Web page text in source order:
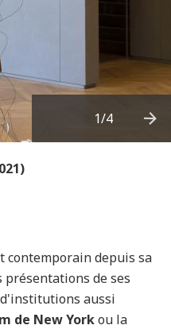
1/4
Next
contemporain depuis sa
présentations de ses
aussi
de New Yorkou la